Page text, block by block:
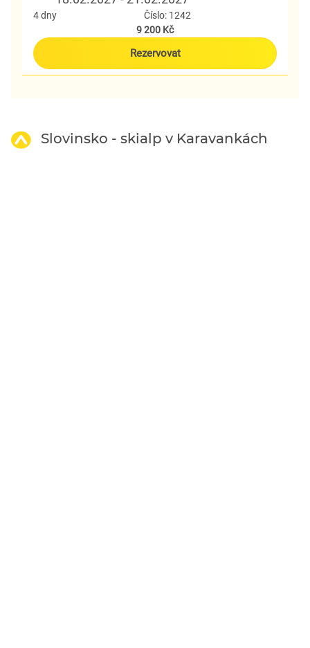
4 dny
Číslo: 1242
9 200 Kč
Rezervovat
Slovinsko - skialp v Karavankách